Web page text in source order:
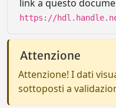
link a questo
https://
Attenzione
Attenzione! I dati
sottoposti a